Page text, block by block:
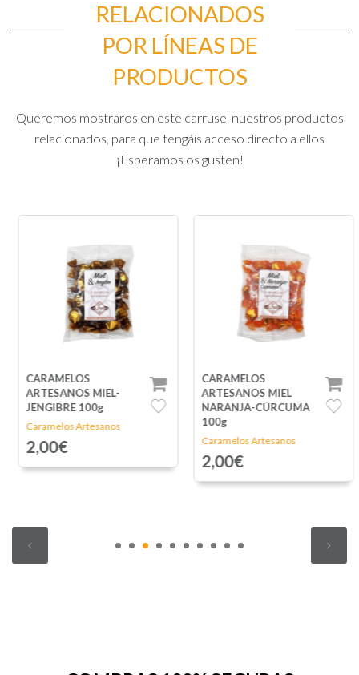
RELACIONADOS
POR LÍNEAS DE
PRODUCTOS
Queremos mostraros en este carrusel nuestros productos
relacionados, para que tengáis acceso directo a ellos
¡Esperamos os gusten!
CARAMELOS
ARTESANOS MIEL-
JENGIBRE 100g
Caramelos Artesanos
2,00€
CARAMELOS
ARTESANOS MIEL
NARANJA-CÚRCUMA
100g
Caramelos Artesanos
2,00€